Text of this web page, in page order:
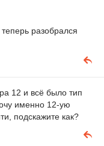
разобрался
12 и всё было тип
именно 12-ую
подскажите как?